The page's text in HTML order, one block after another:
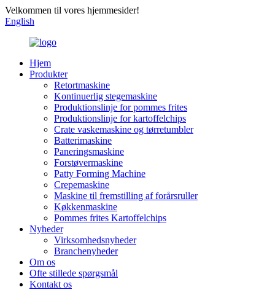
Velkommen til vores hjemmesider!
English
Hjem
Produkter
Retortmaskine
Kontinuerlig stegemaskine
Produktionslinje for pommes frites
Produktionslinje for kartoffelchips
Crate vaskemaskine og tørretumbler
Batterimaskine
Paneringsmaskine
Forstøvermaskine
Patty Forming Machine
Crepemaskine
Maskine til fremstilling af forårsruller
Køkkenmaskine
Pommes frites Kartoffelchips
Nyheder
Virksomhedsnyheder
Branchenyheder
Om os
Ofte stillede spørgsmål
Kontakt os